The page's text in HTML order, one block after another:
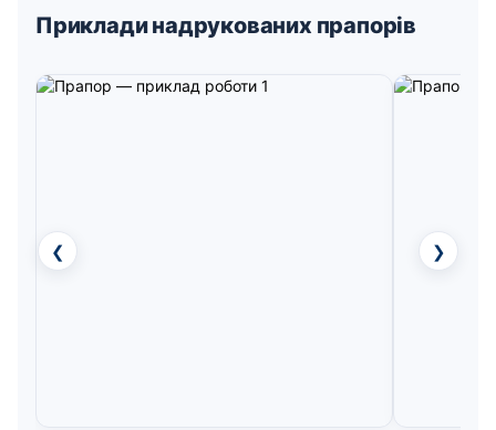
Приклади надрукованих прапорів
❮ ❯